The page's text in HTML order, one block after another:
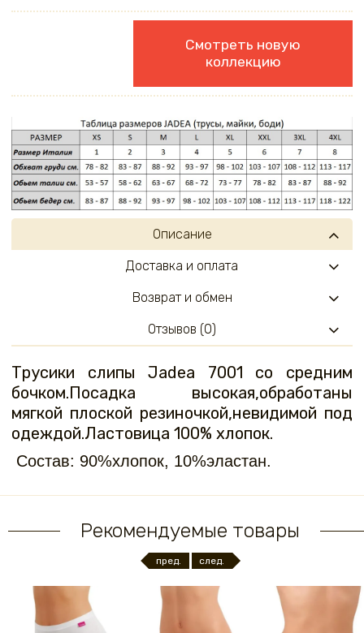
Смотреть новую
коллекцию
Описание
Трусики слипы Jadea 7001 со средним
бочком.Посадка высокая,обработаны
мягкой плоской резиночкой,невидимой под
одеждой.Ластовица 100% хлопок.
Состав: 90%хлопок, 10%эластан.
Доставка и оплата
Возврат и обмен
Отзывов (0)
Рекомендуемые товары
пред. след.